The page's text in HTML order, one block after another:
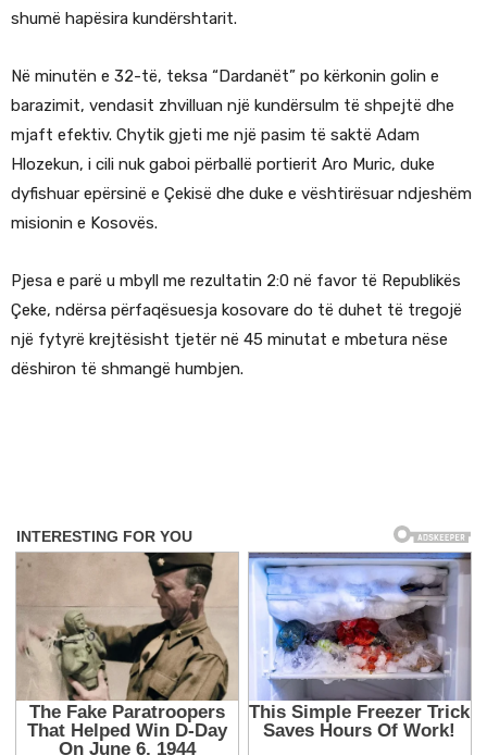
shumë hapësira kundërshtarit.
Në minutën e 32-të, teksa “Dardanët” po kërkonin golin e
barazimit, vendasit zhvilluan një kundërsulm të shpejtë dhe
mjaft efektiv. Chytik gjeti me një pasim të saktë Adam
Hlozekun, i cili nuk gaboi përballë portierit Aro Muric, duke
dyfishuar epërsinë e Çekisë dhe duke e vështirësuar ndjeshëm
misionin e Kosovës.
Pjesa e parë u mbyll me rezultatin 2:0 në favor të Republikës
Çeke, ndërsa përfaqësuesja kosovare do të duhet të tregojë
një fytyrë krejtësisht tjetër në 45 minutat e mbetura nëse
dëshiron të shmangë humbjen.